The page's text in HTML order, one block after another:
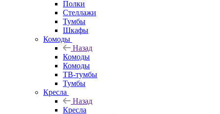
Полки
Стеллажи
Тумбы
Шкафы
Комоды
Назад
Комоды
Комоды
ТВ-тумбы
Тумбы
Кресла
Назад
Кресла